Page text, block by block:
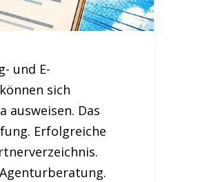
und E-
sich
Das
Erfolgreiche